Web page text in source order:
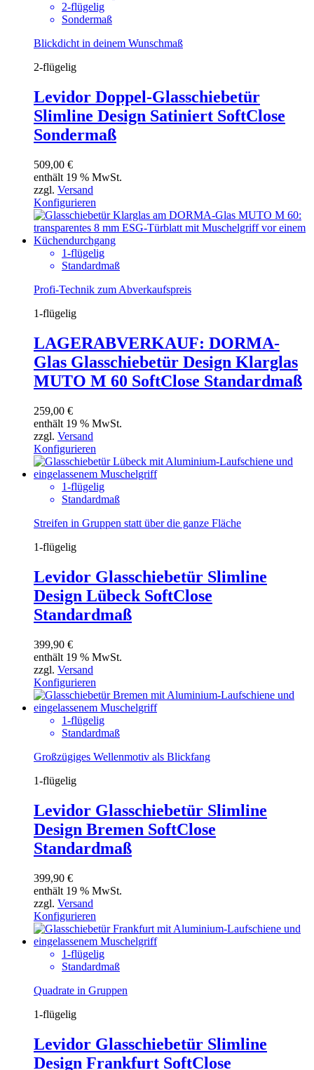
2-flügelig
Sondermaß
Blickdicht in deinem Wunschmaß
2-flügelig
Levidor Doppel-Glasschiebetür
Slimline Design Satiniert SoftClose
Sondermaß
509,00 €
enthält 19 % MwSt.
zzgl. Versand
Konfigurieren
1-flügelig
Standardmaß
Profi-Technik zum Abverkaufspreis
1-flügelig
LAGERABVERKAUF: DORMA-
Glas Glasschiebetür Design Klarglas
MUTO M 60 SoftClose Standardmaß
259,00 €
enthält 19 % MwSt.
zzgl. Versand
Konfigurieren
1-flügelig
Standardmaß
Streifen in Gruppen statt über die ganze Fläche
1-flügelig
Levidor Glasschiebetür Slimline
Design Lübeck SoftClose
Standardmaß
399,90 €
enthält 19 % MwSt.
zzgl. Versand
Konfigurieren
1-flügelig
Standardmaß
Großzügiges Wellenmotiv als Blickfang
1-flügelig
Levidor Glasschiebetür Slimline
Design Bremen SoftClose
Standardmaß
399,90 €
enthält 19 % MwSt.
zzgl. Versand
Konfigurieren
1-flügelig
Standardmaß
Quadrate in Gruppen
1-flügelig
Levidor Glasschiebetür Slimline
Design Frankfurt SoftClose